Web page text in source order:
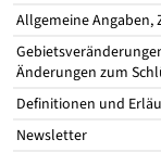
Allgemeine Angaben,
Änderungen zum
Definitionen und
Newsletter